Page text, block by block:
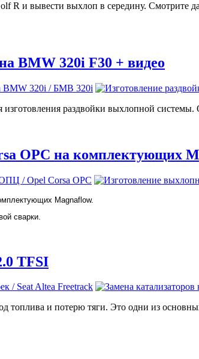
и вывести выхлоп в середину. Смотрите
BMW 320i F30 + видео
раздвойки выхлопной системы.
OPC на комплектующих
Magnaflow.
сварки.
TFSI
и потерю тяги. Это одни из